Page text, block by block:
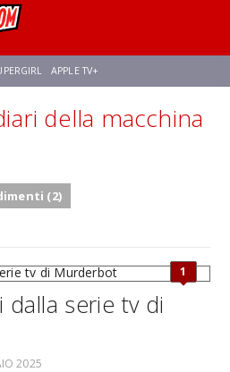
APPLE TV+
STAR TREK AVENGERS: DOOMSDAY
NEW WORLDS
della macchina
(2)
1
dalla serie tv di
2025